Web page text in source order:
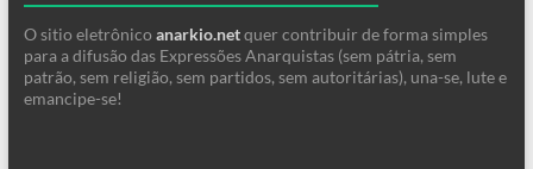
O sitio eletrônico anarkio.netquer contribuir de forma simples
para a difusão das Expressões Anarquistas (sem pátria, sem
patrão, sem religião, sem partidos, sem autoritárias), una-se, lute e
emancipe-se!